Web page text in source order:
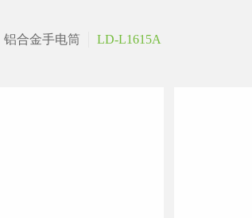
铝合金手电筒 LD-L1615A